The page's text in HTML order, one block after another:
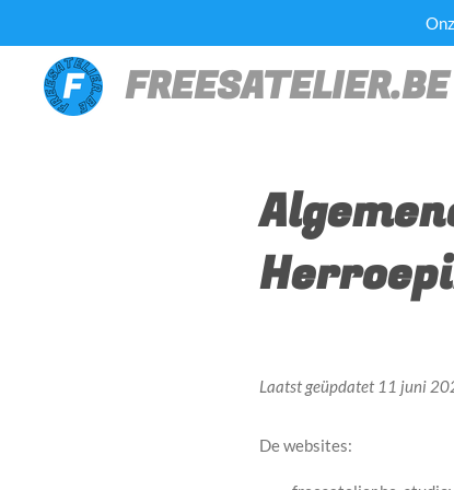
FREESATELIER.BE
Laatst geüpdatet 11 juni
De websites: